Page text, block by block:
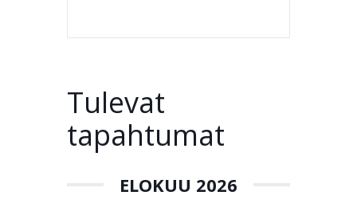
Tulevat
tapahtumat
ELOKUU 2026